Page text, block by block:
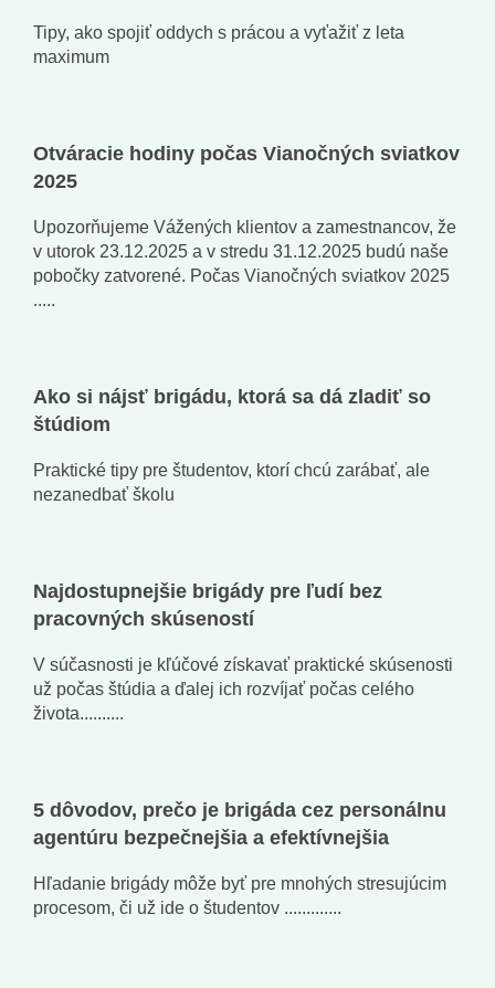
Tipy, ako spojiť oddych s prácou a vyťažiť z leta
maximum
Otváracie hodiny počas Vianočných sviatkov
2025
Upozorňujeme Vážených klientov a zamestnancov, že
v utorok 23.12.2025 a v stredu 31.12.2025 budú naše
pobočky zatvorené. Počas Vianočných sviatkov 2025
.....
Ako si nájsť brigádu, ktorá sa dá zladiť so
štúdiom
Praktické tipy pre študentov, ktorí chcú zarábať, ale
nezanedbať školu
Najdostupnejšie brigády pre ľudí bez
pracovných skúseností
V súčasnosti je kľúčové získavať praktické skúsenosti
už počas štúdia a ďalej ich rozvíjať počas celého
života..........
5 dôvodov, prečo je brigáda cez personálnu
agentúru bezpečnejšia a efektívnejšia
Hľadanie brigády môže byť pre mnohých stresujúcim
procesom, či už ide o študentov .............